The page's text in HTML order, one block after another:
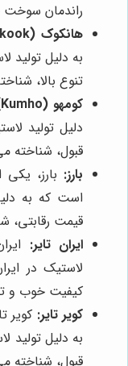
راندمان
هانکوک (Hankook):
به دلیل
تنوع بالا،
کومهو (Kumho):
دلیل تولید
قبول، شناخته
بارز: بارز، یکی
است که به
قیمت رقابتی،
ایران تایر:
لاستیک در
کیفیت خوب و
کویر تایر: کویر
به دلیل تولید
قبول، شناخته